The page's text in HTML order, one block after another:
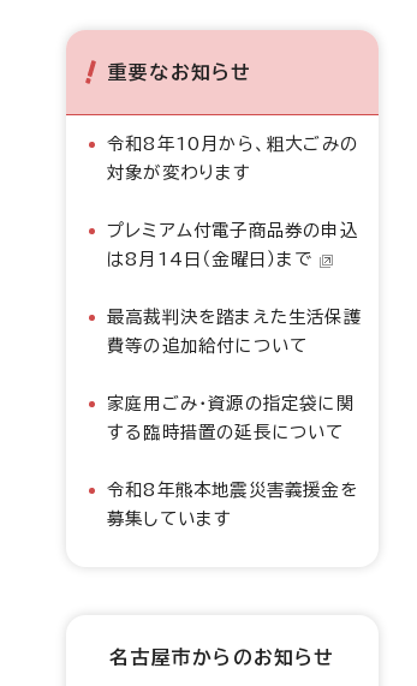
重要なお知らせ
令和8年10月から、粗大ごみの
対象が変わります
プレミアム付電子商品券の申込
は8月14日（金曜日）まで
最高裁判決を踏まえた生活保護
費等の追加給付について
家庭用ごみ・資源の指定袋に関
する臨時措置の延長について
令和8年熊本地震災害義援金を
募集しています
名古屋市からのお知らせ